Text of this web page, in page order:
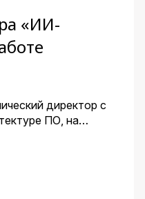
«ИИ-
директор с
ПО, на
ИИ помогает
на всех этапах:
артефактов для